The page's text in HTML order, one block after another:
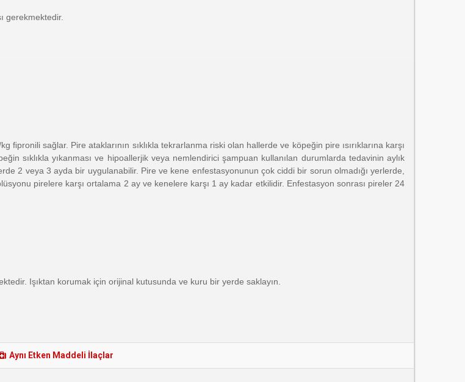
gerekmektedir.
sağlar. Pire ataklarının sıklıkla tekrarlanma riski olan hallerde ve köpeğin pire ısırıklarına karşı
sıklıkla yıkanması ve hipoallerjik veya nemlendirici şampuan kullanılan durumlarda tedavinin aylık
2 veya 3 ayda bir uygulanabilir. Pire ve kene enfestasyonunun çok ciddi bir sorun olmadığı yerlerde,
pirelere karşı ortalama 2 ay ve kenelere karşı 1 ay kadar etkilidir. Enfestasyon sonrası pireler 24
Işıktan korumak için orijinal kutusunda ve kuru bir yerde saklayın.
Aynı Etken Maddeli İlaçlar